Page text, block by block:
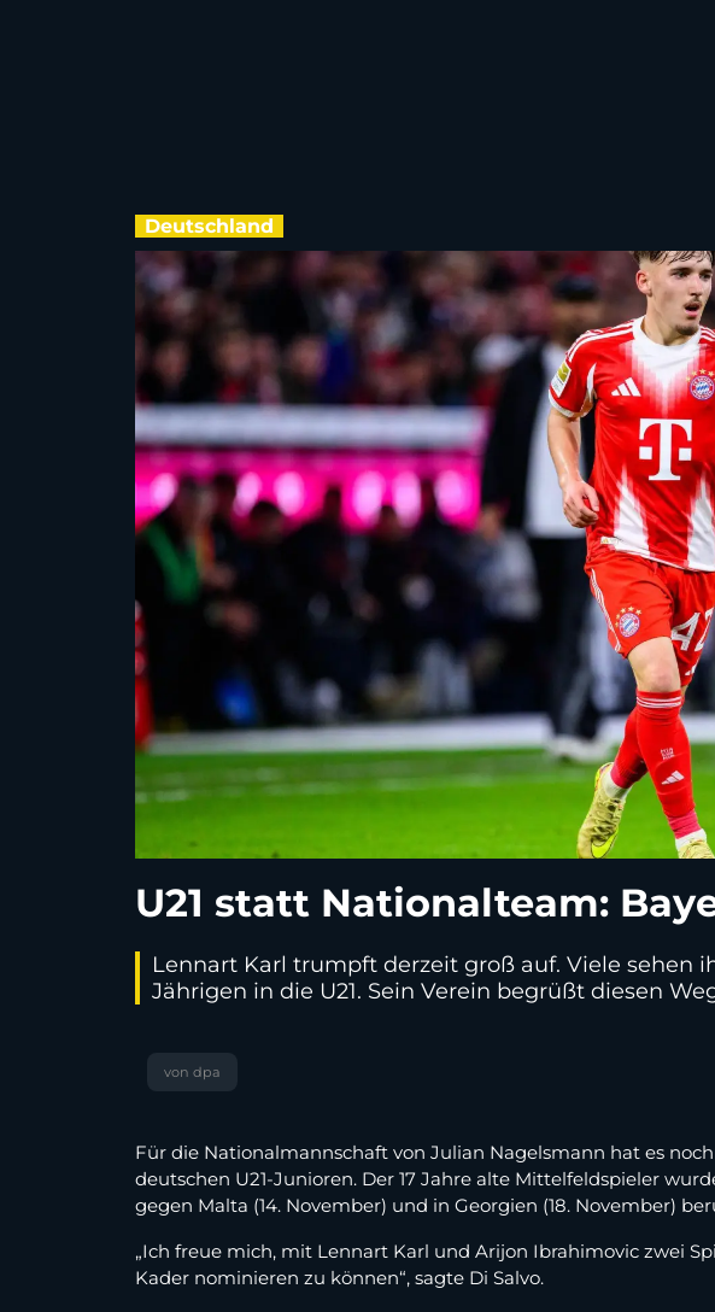
Deutschland
U21 statt Nationalteam:
Lennart Karl trumpft derzeit groß auf. Viele sehen
Jährigen in die U21. Sein Verein begrüßt diesen
von dpa
Für die Nationalmannschaft von Julian Nagelsmann hat es
deutschen U21-Junioren. Der 17 Jahre alte Mittelfeldspieler
gegen Malta (14. November) und in Georgien (18. November)
„Ich freue mich, mit Lennart Karl und Arijon Ibrahimovic zwei
Kader nominieren zu können“, sagte Di Salvo.